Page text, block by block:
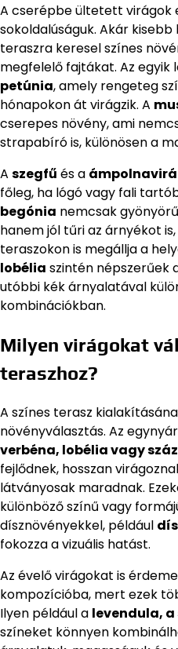
A cserépbe ültetett virágok
sokoldalúságuk. Akár
teraszra keresel színes
megfelelő fajtákat. Az egyik
petúnia, amely rengeteg
hónapokon át virágzik. A
cserepes növény, ami
strapabíró is, különösen a
A szegfű és a
főleg, ha lógó vagy fali
begónia nemcsak
hanem jól tűri az árnyékot
teraszokon is megállja a
lobélia szintén népszerűek
utóbbi kék árnyalatával
kombinációkban.
Milyen virágokat
teraszhoz?
A színes terasz
növényválasztás. Az
verbéna, lobélia vagy
fejlődnek, hosszan
látványosak maradnak.
különböző színű vagy
dísznövényekkel, például
fokozza a vizuális hatást.
Az évelő virágokat is
kompozícióba, mert ezek
Ilyen például a levendula,
színeket könnyen